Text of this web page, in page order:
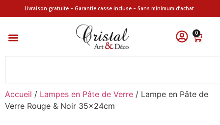
Livraison gratuite – Garantie casse incluse – Sans minimum d’achat.
0
Accueil / Lampes en Pâte de Verre / Lampe en Pâte de
Verre Rouge & Noir 35x24cm